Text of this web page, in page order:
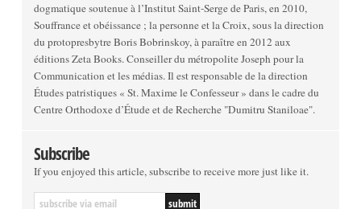
dogmatique soutenue à l’Institut Saint-Serge de Paris, en 2010,
Souffrance et obéissance ; la personne et la Croix, sous la direction
du protopresbytre Boris Bobrinskoy, à paraître en 2012 aux
éditions Zeta Books. Conseiller du métropolite Joseph pour la
Communication et les médias. Il est responsable de la direction
Études patristiques « St. Maxime le Confesseur » dans le cadre du
Centre Orthodoxe d’Étude et de Recherche "Dumitru Staniloae".
Subscribe
If you enjoyed this article, subscribe to receive more just like it.